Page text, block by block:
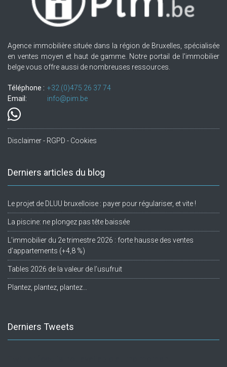
Agence immobilière située dans la région de Bruxelles, spécialisée
en ventes moyen et haut de gamme. Notre portail de l'immobilier
belge vous offre aussi de nombreuses ressources.
Téléphone : +32.(0)475 26 37 74
Email:
info@pim.be
Disclaimer - RGPD - Cookies
Derniers articles du blog
Le projet de DLUU bruxelloise : payer pour régulariser, et vite !
La piscine: ne plongez pas tête baissée
L’immobilier du 2e trimestre 2026 : forte hausse des ventes
d’appartements (+4,8 %)
Tables 2026 de la valeur de l’usufruit
Plantez, plantez, plantez…
Derniers Tweets